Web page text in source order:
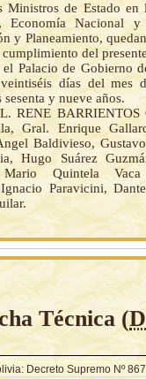
Ministros de Estado en
Economía Nacional y
y Planeamiento,
del
el Palacio de Gobierno
días del mes
y nueve años.
RENE BARRIENTOS
Gral. Enrique
Baldivieso,
Hugo Suárez
Mario Quintela
Paravicini,
Técnica (
Decreto Supremo Nº